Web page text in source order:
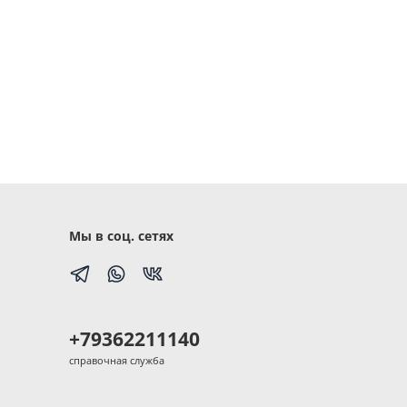
Мы в соц. сетях
+79362211140
справочная служба